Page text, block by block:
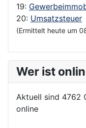
19:
20: Umsatzsteuer
(Ermittelt heute um
Wer ist
Aktuell sind 4762
online